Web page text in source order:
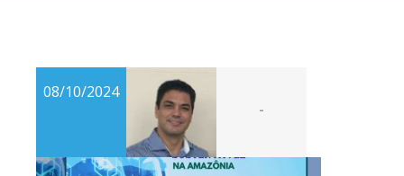
08/10/2024
-